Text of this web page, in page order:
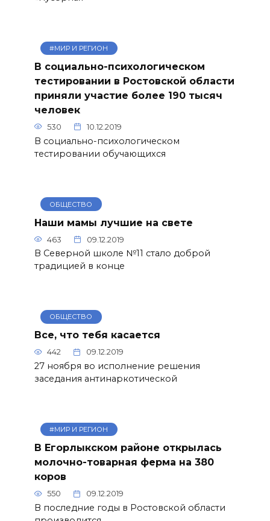
#МИР И РЕГИОН
В социально-психологическом
тестировании в Ростовской области
приняли участие более 190 тысяч
человек
530 10.12.2019
В социально-психологическом
тестировании обучающихся
ОБЩЕСТВО
Наши мамы лучшие на свете
463 09.12.2019
В Северной школе №11 стало доброй
традицией в конце
ОБЩЕСТВО
Все, что тебя касается
442 09.12.2019
27 ноября во исполнение решения
заседания антинаркотической
#МИР И РЕГИОН
В Егорлыкском районе открылась
молочно-товарная ферма на 380
коров
550 09.12.2019
В последние годы в Ростовской области